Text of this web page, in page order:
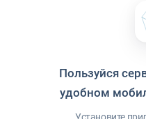
среду, вызывает
приводит к истощению
Опубликовано 27 апреля
Политика конфиденциальности
Пользуйся
удобном